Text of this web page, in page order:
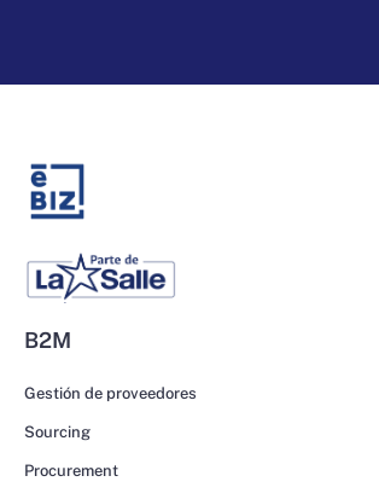
B2M
Gestión de proveedores
Sourcing
Procurement